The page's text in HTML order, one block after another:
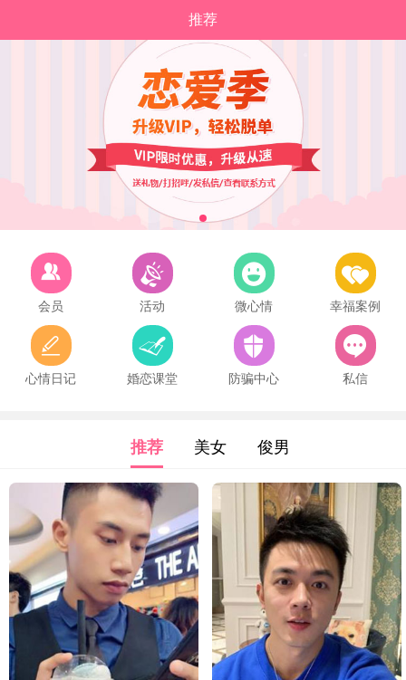
推荐
会员 活动 微心情 幸福案例
心情日记 婚恋课堂 防骗中心 私信
推荐 美女 俊男